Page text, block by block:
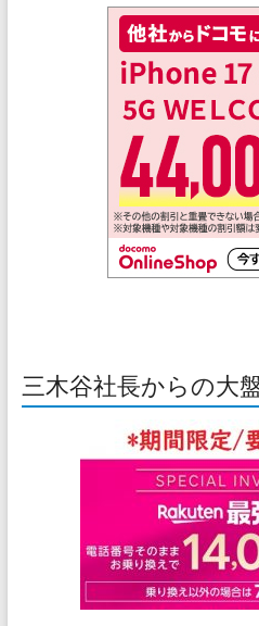
三木谷社長からの大